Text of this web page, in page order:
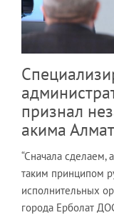
признал
акима
“Сначала сделаем,
таким принципом
исполнительных
города Ерболат